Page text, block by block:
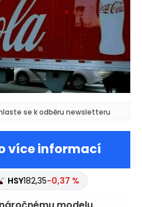
se k odběru newsletteru
více informací
HSY182,35-0,37 %